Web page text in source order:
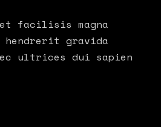
facilisis magna
gravida
ultrices dui sapien